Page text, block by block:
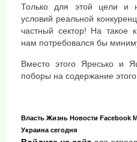
Только для этой цели и
условий реальной
частный сектор! На такое
нам потребовался бы
Вместо этого Яресько и
поборы на содержание
Власть Жизнь Новости Facebook
Украина сегодня